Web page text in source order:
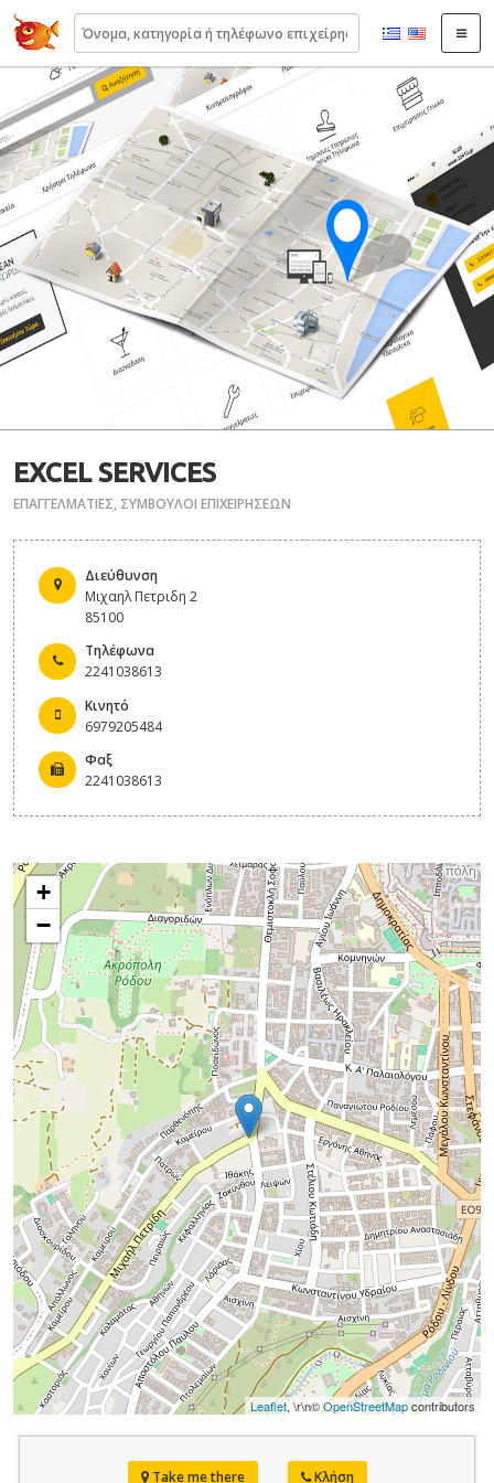
22410.gr
EXCEL SERVICES
ΕΠΑΓΓΕΛΜΑΤΙΕΣ, ΣΥΜΒΟΥΛΟΙ ΕΠΙΧΕΙΡΗΣΕΩΝ
Διεύθυνση
Μιχαηλ Πετριδη 2
85100
Τηλέφωνα
2241038613
Κινητό
6979205484
Φαξ
2241038613
+
−
Leaflet, \r\n©OpenStreetMapcontributors
Take me there Κλήση